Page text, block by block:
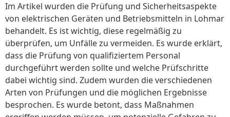
Im Artikel wurden die Prüfung und Sicherheitsaspekte
von elektrischen Geräten und Betriebsmitteln in Lohmar
behandelt. Es ist wichtig, diese regelmäßig zu
überprüfen, um Unfälle zu vermeiden. Es wurde erklärt,
dass die Prüfung von qualifiziertem Personal
durchgeführt werden sollte und welche Prüfschritte
dabei wichtig sind. Zudem wurden die verschiedenen
Arten von Prüfungen und die möglichen Ergebnisse
besprochen. Es wurde betont, dass Maßnahmen